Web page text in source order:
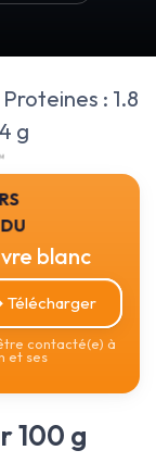
: 1.8
g
blanc
Télécharger
contacté(e) à
et ses
100 g